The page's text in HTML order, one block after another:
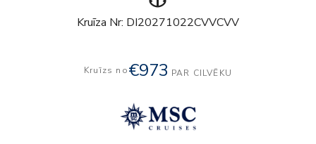
Kruīza Nr: DI20271022CVVCVV
Kruīzs no€973 PAR CILVĒKU